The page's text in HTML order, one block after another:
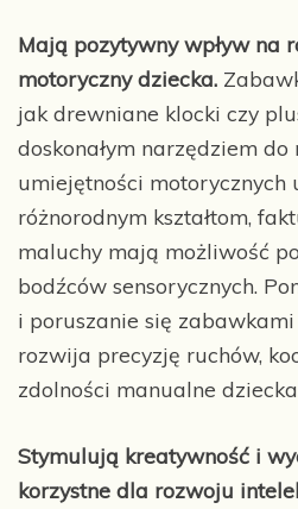
Mają pozytywny wpływ na
motoryczny dziecka.
jak drewniane klocki czy
doskonałym narzędziem
umiejętności motorycznych
różnorodnym kształtom,
maluchy mają możliwość
bodźców sensorycznych.
i poruszanie się
rozwija precyzję ruchów,
zdolności manualne
Stymulują kreatywność i
korzystne dla rozwoju